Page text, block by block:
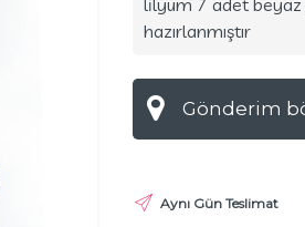
lilyum 7 adet beyaz
hazırlanmıştır
Aynı Gün Teslimat